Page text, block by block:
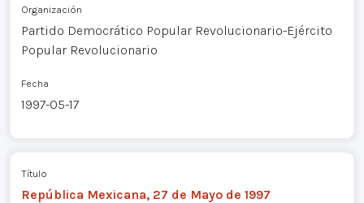
Organización
Partido Democrático Popular Revolucionario-Ejército
Popular Revolucionario
Fecha
1997-05-17
Título
República Mexicana, 27 de Mayo de 1997